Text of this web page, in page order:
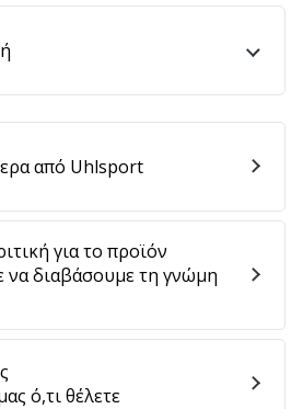
για το προϊόν
για το προϊόν
να διαβάσουμε τη γνώμη
ό,τι θέλετε
από Uhlsport